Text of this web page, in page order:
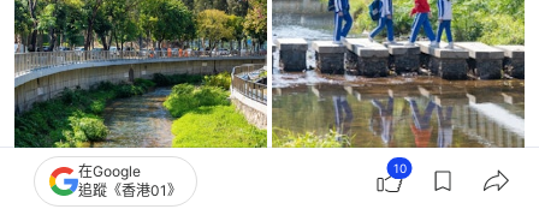
在Google
追蹤《香港01》
10